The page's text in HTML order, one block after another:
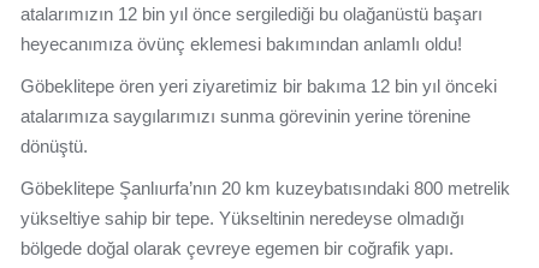
atalarımızın 12 bin yıl önce sergilediği bu olağanüstü başarı
heyecanımıza övünç eklemesi bakımından anlamlı oldu!
Göbeklitepe ören yeri ziyaretimiz bir bakıma 12 bin yıl önceki
atalarımıza saygılarımızı sunma görevinin yerine törenine
dönüştü.
Göbeklitepe Şanlıurfa’nın 20 km kuzeybatısındaki 800 metrelik
yükseltiye sahip bir tepe. Yükseltinin neredeyse olmadığı
bölgede doğal olarak çevreye egemen bir coğrafik yapı.